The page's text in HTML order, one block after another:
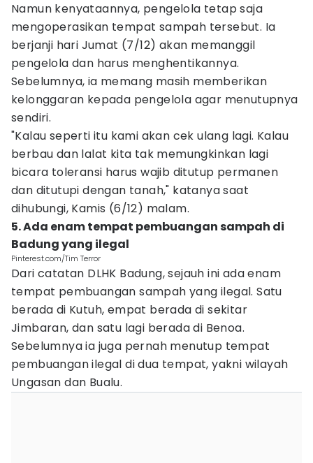
Namun kenyataannya, pengelola tetap saja
mengoperasikan tempat sampah tersebut. Ia
berjanji hari Jumat (7/12) akan memanggil
pengelola dan harus menghentikannya.
Sebelumnya, ia memang masih memberikan
kelonggaran kepada pengelola agar menutupnya
sendiri.
"Kalau seperti itu kami akan cek ulang lagi. Kalau
berbau dan lalat kita tak memungkinkan lagi
bicara toleransi harus wajib ditutup permanen
dan ditutupi dengan tanah," katanya saat
dihubungi, Kamis (6/12) malam.
5. Ada enam tempat pembuangan sampah di
Badung yang ilegal
Pinterest.com/Tim Terror
Dari catatan DLHK Badung, sejauh ini ada enam
tempat pembuangan sampah yang ilegal. Satu
berada di Kutuh, empat berada di sekitar
Jimbaran, dan satu lagi berada di Benoa.
Sebelumnya ia juga pernah menutup tempat
pembuangan ilegal di dua tempat, yakni wilayah
Ungasan dan Bualu.